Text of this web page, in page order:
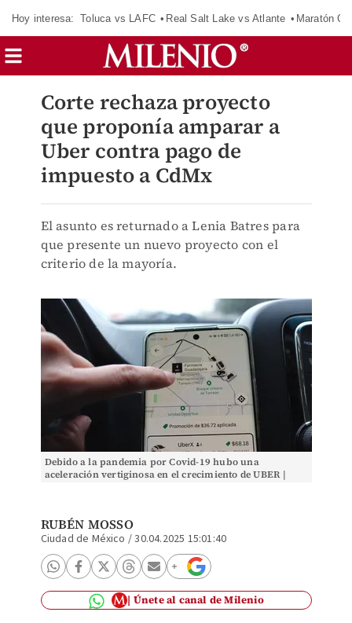
Hoy interesa: Toluca vs LAFC Real Salt Lake vs Atlante Maratón
Corte rechaza proyecto
que proponía amparar a
Uber contra pago de
impuesto a CdMx
El asunto es returnado a Lenia Batres para
que presente un nuevo proyecto con el
criterio de la mayoría.
Debido a la pandemia por Covid-19 hubo una
aceleración vertiginosa en el crecimiento de UBER |
RUBÉN MOSSO
Ciudad de México /30.04.2025 15:01:40
Únete al canal de Milenio